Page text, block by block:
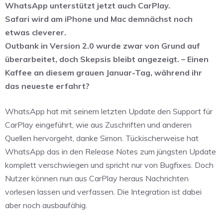
WhatsApp unterstützt jetzt auch CarPlay.
Safari wird am iPhone und Mac demnächst noch
etwas cleverer.
Outbank in Version 2.0 wurde zwar von Grund auf
überarbeitet, doch Skepsis bleibt angezeigt. – Einen
Kaffee an diesem grauen Januar-Tag, während ihr
das neueste erfahrt?
WhatsApp hat mit seinem letzten Update den Support für
CarPlay eingeführt, wie aus Zuschriften und anderen
Quellen hervorgeht, danke Simon. Tückischerweise hat
WhatsApp das in den Release Notes zum jüngsten Update
komplett verschwiegen und spricht nur von Bugfixes. Doch
Nutzer können nun aus CarPlay heraus Nachrichten
vorlesen lassen und verfassen. Die Integration ist dabei
aber noch ausbaufähig.